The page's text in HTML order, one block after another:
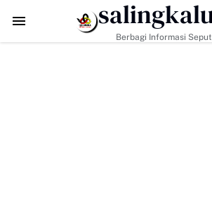
Perkuat Nilai Empat Pilar MPR RITMMD ke-
Berbagi Informasi